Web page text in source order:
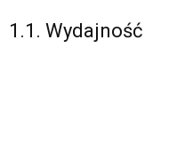
1.1. Wydajność